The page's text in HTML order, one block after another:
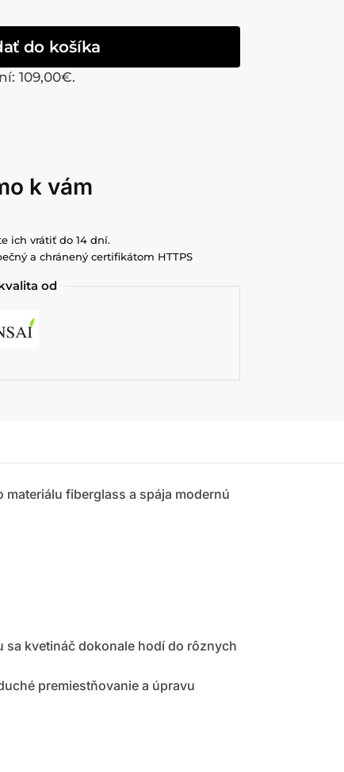
do košíka
109,00€.
k vám
ich vrátiť do 14 dní.
a chránený certifikátom HTTPS
od
fiberglass a spája modernú
sa kvetináč dokonale hodí do rôznych
premiestňovanie a úpravu